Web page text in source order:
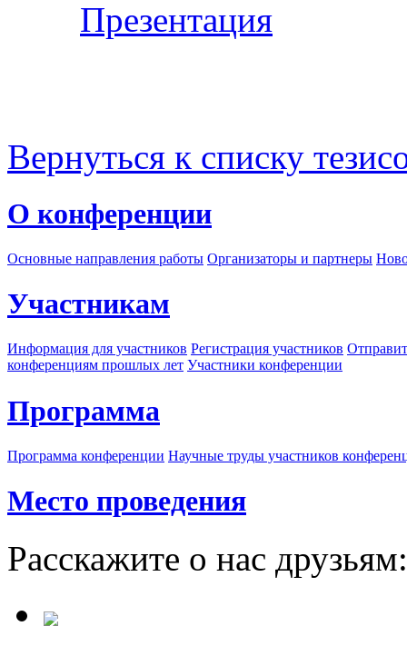
Презентация
Вернуться к списку
О конференции
Основные направления работы Организаторы и партнеры
Участникам
Информация для участников Регистрация участников
конференциям прошлых лет Участники конференции
Программа
Программа конференции Научные труды участников
Место проведения
Расскажите о нас друзьям: